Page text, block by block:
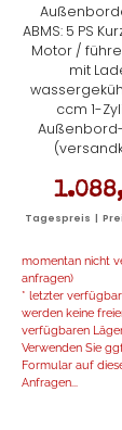
ABMS: 5 PS
Motor /
mit
ccm 1-
Tagespreis |
momentan nicht
anfragen)
* letzter
werden keine
verfügbaren
Verwenden Sie
Formular auf
Anfragen...